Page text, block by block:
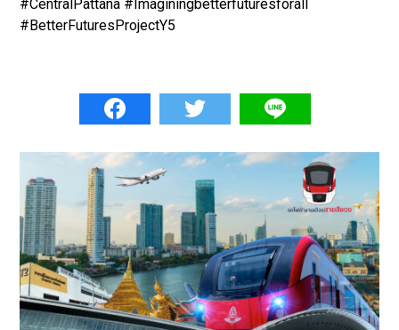
#CentralPattana #Imaginingbetterfuturesforall
#BetterFuturesProjectY5